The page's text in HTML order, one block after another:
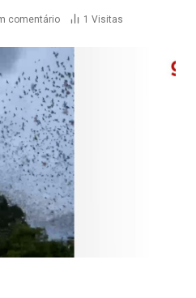
comentário 1 Visitas